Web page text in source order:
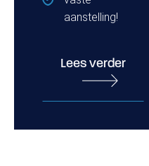
aanstelling!
Lees verder